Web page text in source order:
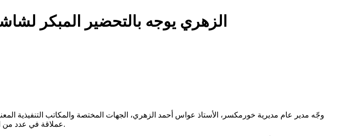
الزهري يوجه بالتحضير المبكر
وجّه مدير عام مديرية خورمكسر، الأستاذ عواس أحمد الزهري، الجهات المختصة والمكاتب التنفيذية
عملاقة في عدد من المواقع المحددة بالمديرية، وذلك لتمكين الجمهور من متابعة مباريات بطولة كأس العالم 2026.